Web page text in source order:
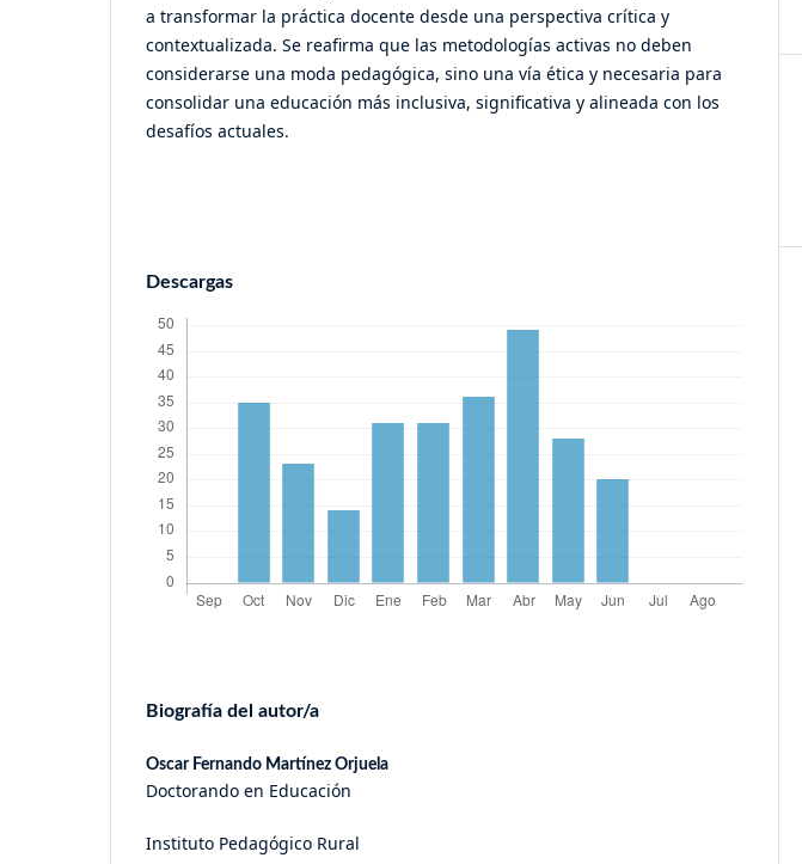
a transformar la práctica docente desde una perspectiva crítica y
contextualizada. Se reafirma que las metodologías activas no deben
considerarse una moda pedagógica, sino una vía ética y necesaria para
consolidar una educación más inclusiva, significativa y alineada con los
desafíos actuales.
Descargas
Biografía del autor/a
Oscar Fernando Martínez Orjuela
Doctorando en Educación
Instituto Pedagógico Rural